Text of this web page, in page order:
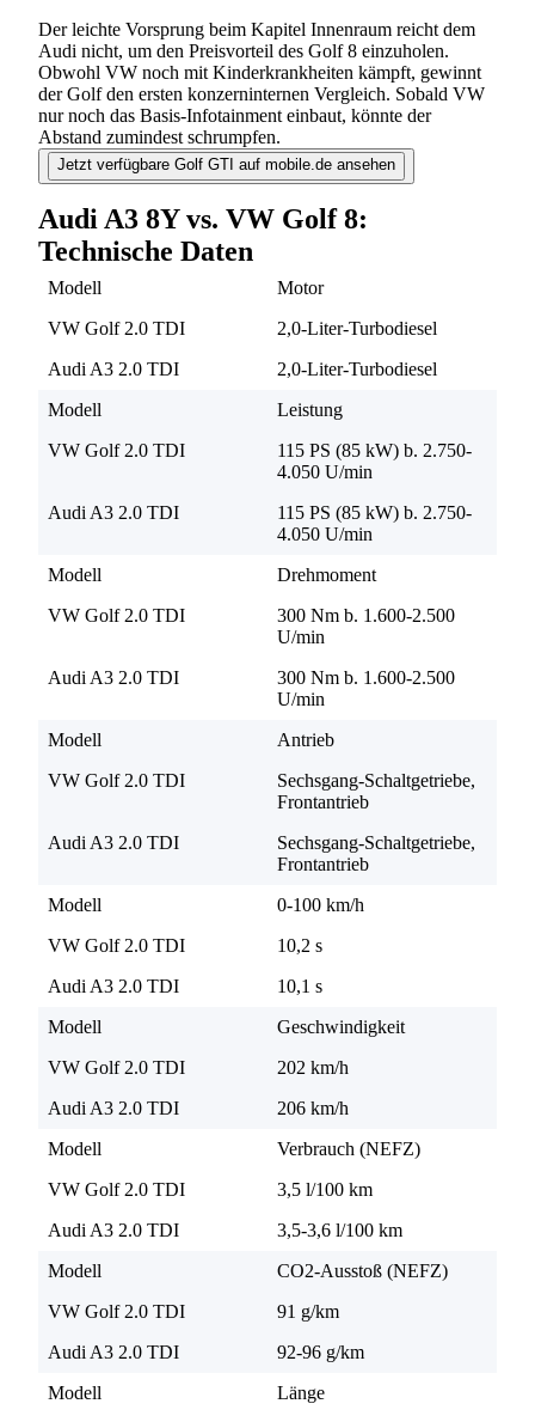
Der leichte Vorsprung beim Kapitel Innenraum reicht dem
Audi nicht, um den Preisvorteil des Golf 8 einzuholen.
Obwohl VW noch mit Kinderkrankheiten kämpft, gewinnt
der Golf den ersten konzerninternen Vergleich. Sobald VW
nur noch das Basis-Infotainment einbaut, könnte der
Abstand zumindest schrumpfen.
Jetzt verfügbare Golf GTI auf mobile.de ansehen
Audi A3 8Y vs. VW Golf 8:
Technische Daten
Modell
Motor
VW Golf 2.0 TDI
2,0-Liter-Turbodiesel
Audi A3 2.0 TDI
2,0-Liter-Turbodiesel
Modell
Leistung
VW Golf 2.0 TDI
115 PS (85 kW) b. 2.750-
4.050 U/min
Audi A3 2.0 TDI
115 PS (85 kW) b. 2.750-
4.050 U/min
Modell
Drehmoment
VW Golf 2.0 TDI
300 Nm b. 1.600-2.500
U/min
Audi A3 2.0 TDI
300 Nm b. 1.600-2.500
U/min
Modell
Antrieb
VW Golf 2.0 TDI
Sechsgang-Schaltgetriebe,
Frontantrieb
Audi A3 2.0 TDI
Sechsgang-Schaltgetriebe,
Frontantrieb
Modell
0-100 km/h
VW Golf 2.0 TDI
10,2 s
Audi A3 2.0 TDI
10,1 s
Modell
Geschwindigkeit
VW Golf 2.0 TDI
202 km/h
Audi A3 2.0 TDI
206 km/h
Modell
Verbrauch (NEFZ)
VW Golf 2.0 TDI
3,5 l/100 km
Audi A3 2.0 TDI
3,5-3,6 l/100 km
Modell
CO2-Ausstoß (NEFZ)
VW Golf 2.0 TDI
91 g/km
Audi A3 2.0 TDI
92-96 g/km
Modell
Länge